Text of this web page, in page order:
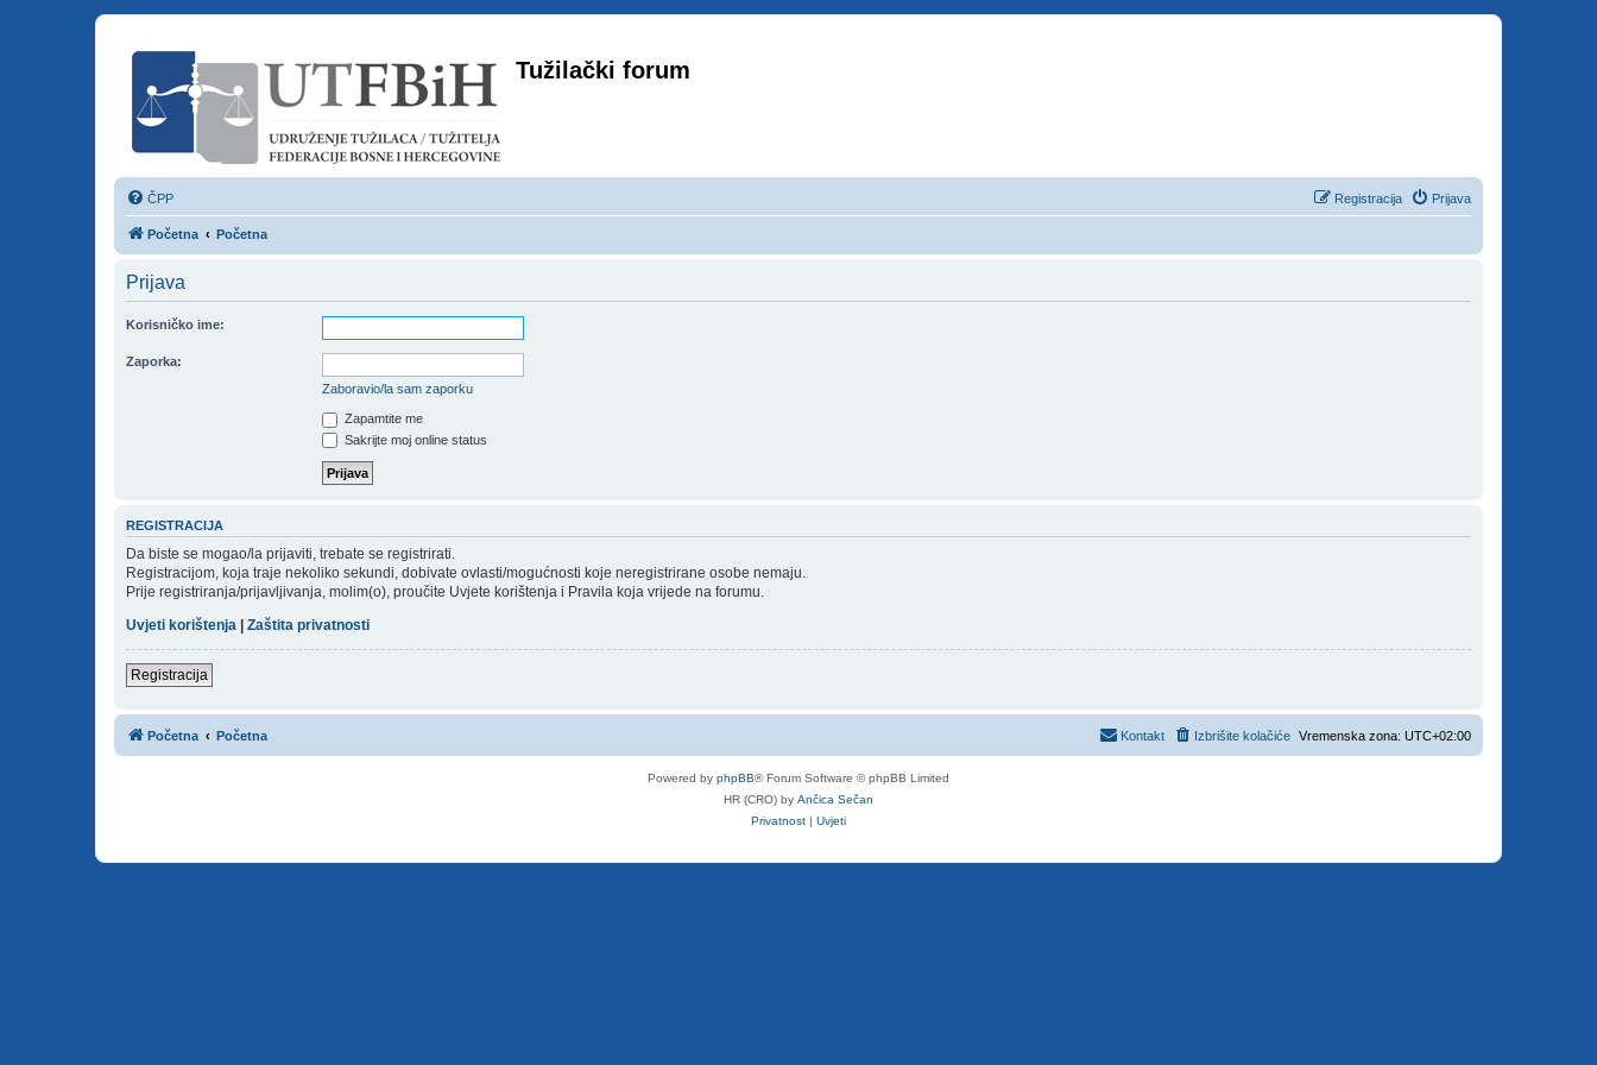
Tužilački forum
ČPP Prijava
Registracija
Početna Početna
Prijava
Korisničko ime:
Zaporka:
Zaboravio/la sam zaporku
Zapamtite me
Sakrijte moj online status
REGISTRACIJA
Da biste se mogao/la prijaviti, trebate se registrirati.
Registracijom, koja traje nekoliko sekundi, dobivate ovlasti/mogućnosti koje neregistrirane osobe nemaju.
Prije registriranja/prijavljivanja, molim(o), proučite Uvjete korištenja i Pravila koja vrijede na forumu.
Uvjeti korištenja | Zaštita privatnosti
Registracija
Početna Početna Vremenska zona: UTC+02:00
Izbrišite kolačiće
Kontakt
Powered by phpBB® Forum Software © phpBB Limited
HR (CRO) by Ančica Sečan
Privatnost | Uvjeti